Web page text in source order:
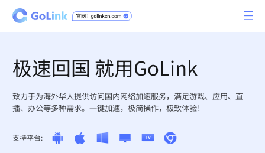
极速回国 就用GoLink
致力于为海外华人提供访问国内网络加速服务，满足游戏、应用、直
播、办公等多种需求。一键加速，极简操作，极致体验！
支持平台: